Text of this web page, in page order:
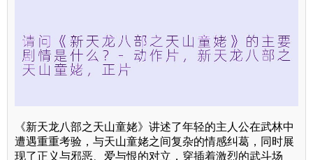
《新天龙八部之天山童姥》讲述了年轻的主人公在武林中
遭遇重重考验，与天山童姥之间复杂的情感纠葛，同时展
现了正义与邪恶、爱与恨的对立，穿插着激烈的武斗场